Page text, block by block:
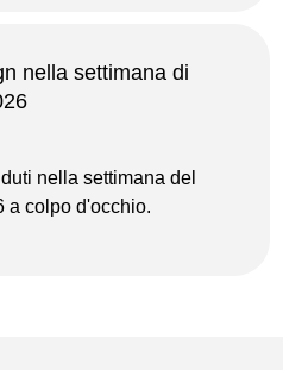
nella settimana di
nella settimana del
a colpo d'occhio.